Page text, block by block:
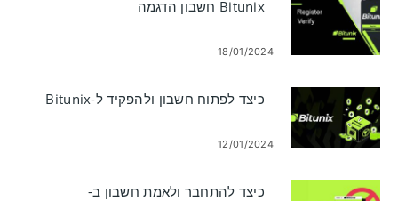
Bitunix חשבון הדגמה
18/01/2024
כיצד לפתוח חשבון ולהפקיד ל-Bitunix
12/01/2024
כיצד להתחבר ולאמת חשבון ב-